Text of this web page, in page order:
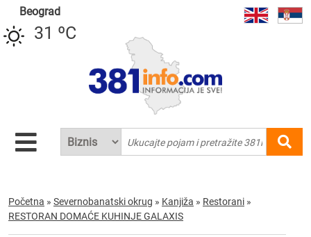
Beograd
31 ºC
Početna » Severnobanatski okrug » Kanjiža » Restorani »
RESTORAN DOMAĆE KUHINJE GALAXIS